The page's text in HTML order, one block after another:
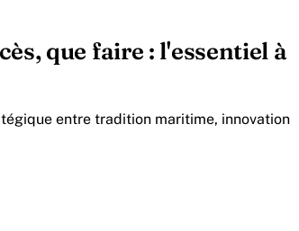
que faire : l'essentiel à
entre tradition maritime, innovation